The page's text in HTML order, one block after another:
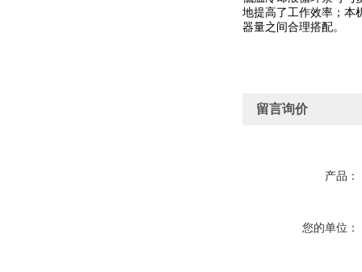
地提高了工作效率；本
器量之间合理搭配。
留言询价
产品：
您的单位：